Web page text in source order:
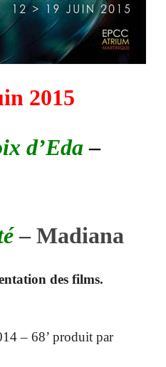
2015
d’Eda–
– Madiana
des films.
– 68’ produit par